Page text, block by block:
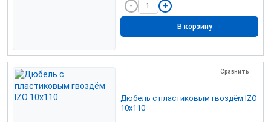
В корзину
Сравнить
Дюбель с пластиковым гвоздём IZO
10х110